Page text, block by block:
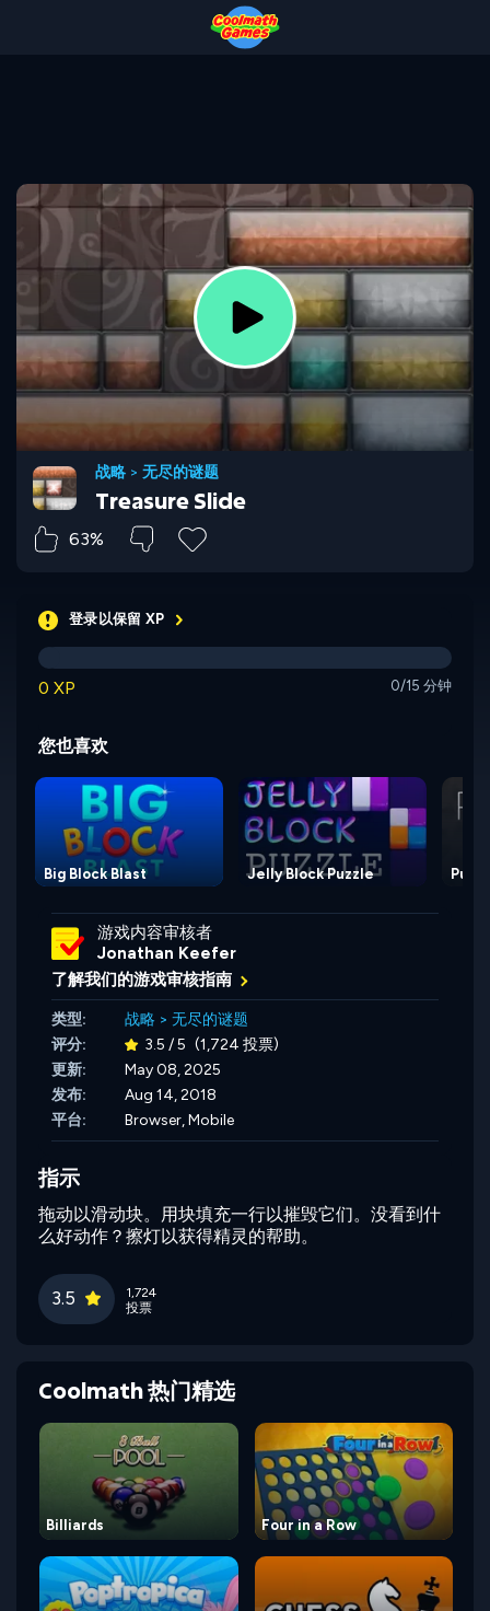
战略 > 无尽的谜题
Treasure Slide
63%
登录以保留 XP
0 XP 0/15 分钟
您也喜欢
Big Block Blast Jelly Block Puzzle
游戏内容审核者
Jonathan Keefer
了解我们的游戏审核指南
类型: 战略 > 无尽的谜题
评分:
3.5 / 5 (1,724 投票)
更新:
May 08, 2025
发布:
Aug 14, 2018
平台:
Browser, Mobile
指示
拖动以滑动块。用块填充一行以摧毁它们。没看到什
么好动作？擦灯以获得精灵的帮助。
3.5
1,724
投票
Coolmath 热门精选
Billiards Four in a Row